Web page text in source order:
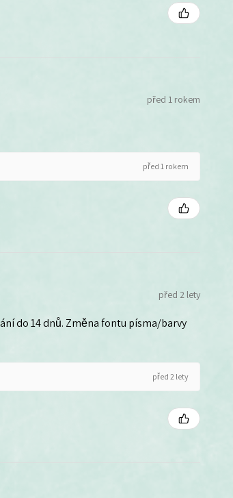
před 1 rokem
před 1 rokem
před 2 lety
do 14 dnů. Změna fontu písma/barvy
před 2 lety